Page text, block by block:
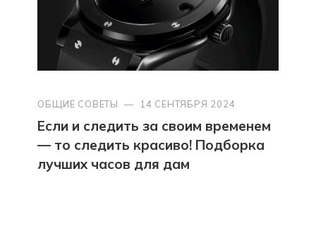
ОБЩИЕ СОВЕТЫ — 14 СЕНТЯБРЯ 2024
Если и следить за своим временем
— то следить красиво! Подборка
лучших часов для дам